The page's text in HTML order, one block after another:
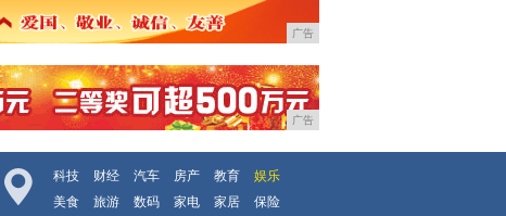
广告
广告
科技 财经 汽车 房产 教育
娱乐
美食
旅游 数码 家电 家居 保险